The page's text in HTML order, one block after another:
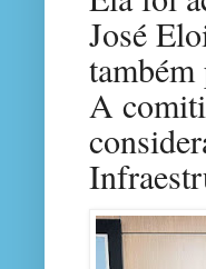
José
A